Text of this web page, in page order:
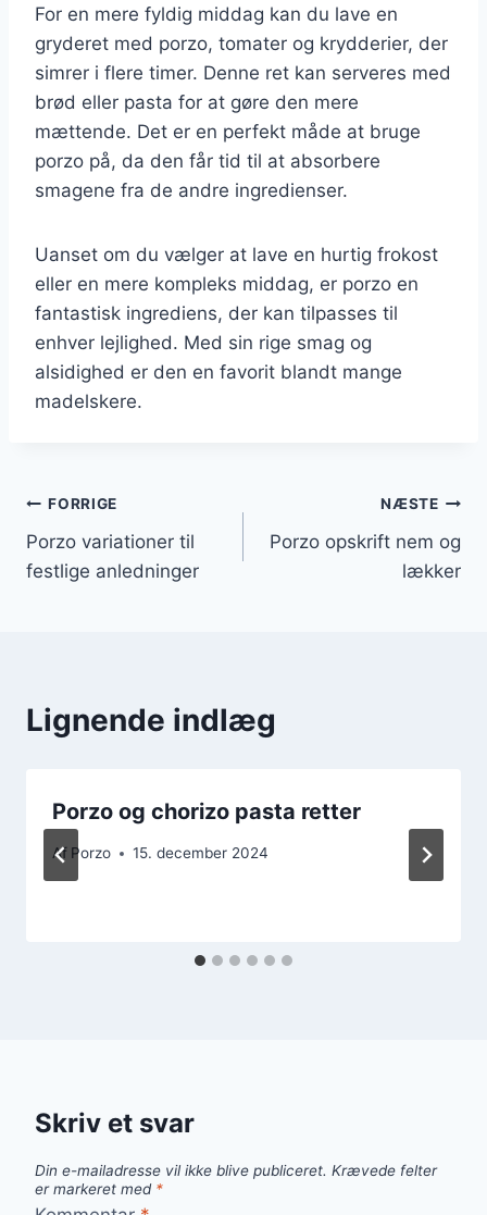
For en mere fyldig middag kan du lave en
gryderet med porzo, tomater og krydderier, der
simrer i flere timer. Denne ret kan serveres med
brød eller pasta for at gøre den mere
mættende. Det er en perfekt måde at bruge
porzo på, da den får tid til at absorbere
smagene fra de andre ingredienser.
Uanset om du vælger at lave en hurtig frokost
eller en mere kompleks middag, er porzo en
fantastisk ingrediens, der kan tilpasses til
enhver lejlighed. Med sin rige smag og
alsidighed er den en favorit blandt mange
madelskere.
Indlægsnavigation
FORRIGE
Porzo variationer til
festlige anledninger
NÆSTE
Porzo opskrift nem og
lækker
Lignende indlæg
Porzo og chorizo pasta retter
Af Porzo 15. december 2024
Skriv et svar
Din e-mailadresse vil ikke blive publiceret. Krævede felter
er markeret med *